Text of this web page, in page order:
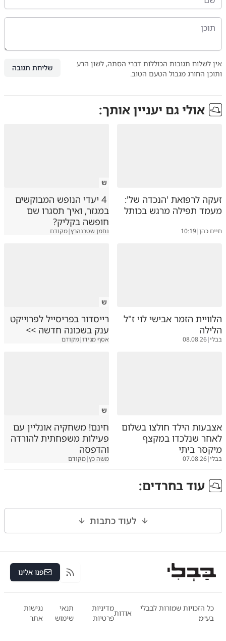
אין לשלוח תגובות הכוללות דברי הסתה, לשון הרע
ותוכן החורג מגבול הטעם הטוב.
שליחת תגובה
אולי גם יעניין אותך:
זעקה לרפואת 'הנכדה של':
מעמד תפילה מרגש בכותל
חיים כהן|
10:19
ש
4 יעדי הנופש המבוקשים
במגזר, ואיך תסגרו שם
חופשה בקליק?
נחמן שטרנהרץ|מקודם
הלוויית הזמר אבישי לוי ז"ל
הלילה
בבלי|
08.08.26
ש
רייסדור בפריסייל לפרוייקט
ענק בשכונה חדשה >>
אסף מגידו|מקודם
אצבעות הילד חולצו בשלום
לאחר שנלכדו במקצף
מיקסר ביתי
בבלי|
07.08.26
ש
חינם! משחקיה אונליין עם
פעילות משפחתית להורדה
והדפסה
משה כץ|מקודם
עוד בחרדים:
לעוד כתבות
RSS פנו אלינו
כל הזכויות שמורות לבבלי
בע״מ
אודות
מדיניות
פרטיות
תנאי
שימוש
נגישות
אתר